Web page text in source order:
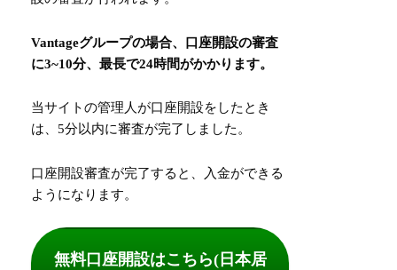
Vantageグループの場合、口座開設の審査
に3~10分、最長で24時間がかかります。
当サイトの管理人が口座開設をしたとき
は、5分以内に審査が完了しました。
口座開設審査が完了すると、入金ができる
ようになります。
無料口座開設はこちら(日本居